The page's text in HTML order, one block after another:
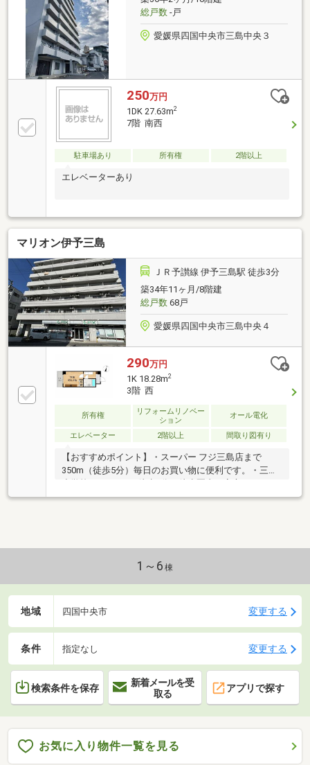
総戸数-戸
愛媛県四国中央市三島中央３
250万円
1DK 27.63m2
7階 南西
駐車場あり 所有権 2階以上
エレベーターあり
マリオン伊予三島
ＪＲ予讃線 伊予三島駅 徒歩3分
築34年11ヶ月/8階建
総戸数68戸
愛媛県四国中央市三島中央４
290万円
1K 18.28m2
3階 西
所有権
リフォームリノベー
ション
オール電化
エレベーター 2階以上 間取り図有り
【おすすめポイント】・スーパー フジ三島店まで
350m（徒歩5分）毎日のお買い物に便利です。・三島
国道319号が接道しているので車通勤に便利。・伊予
分）・ファミリーマート三島中央店まで260m（徒歩4
分）・ハローズ三島店まで1600m（徒歩20分）・三島
1～6 棟
地域 四国中央市 変更する
条件 指定なし 変更する
検索条件を保存
新着メールを受
取る
アプリで探す
お気に入り物件一覧を見る